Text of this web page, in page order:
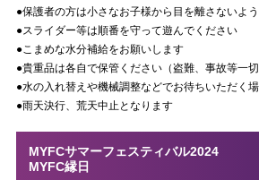
●保護者の方は小さなお子様から目を離さないよ
●スライダー等は順番を守って遊んでください
●こまめな水分補給をお願いします
●貴重品は各自で保管ください（盗難、事故等一
●水の入れ替えや機械調整などでお待ちいただく
●雨天決行、荒天中止となります
MYFCサマーフェスティバル2024
MYFC縁日